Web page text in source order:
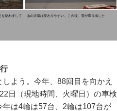
を使わずして 山の天気は変わりやすい。この後、雪が降り出した
よう。今年、88回目を向かえ
日（現地時間、火曜日）の車検
は4輪は57台、2輪は107台が